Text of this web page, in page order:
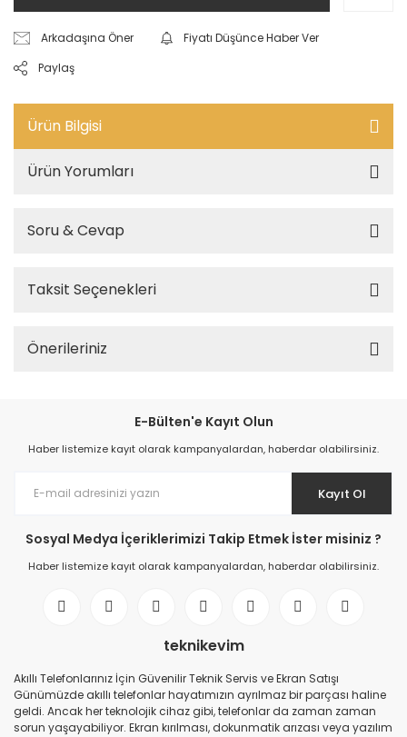
Arkadaşına Öner
Fiyatı Düşünce Haber Ver
Paylaş
Ürün Bilgisi
Ürün Yorumları
Soru & Cevap
Taksit Seçenekleri
Önerileriniz
E-Bülten'e Kayıt Olun
Haber listemize kayıt olarak kampanyalardan, haberdar olabilirsiniz.
Kayıt Ol
Sosyal Medya İçeriklerimizi Takip Etmek İster misiniz ?
Haber listemize kayıt olarak kampanyalardan, haberdar olabilirsiniz.
teknikevim
Akıllı Telefonlarınız İçin Güvenilir Teknik Servis ve Ekran Satışı
Günümüzde akıllı telefonlar hayatımızın ayrılmaz bir parçası haline
geldi. Ancak her teknolojik cihaz gibi, telefonlar da zaman zaman
sorun yaşayabiliyor. Ekran kırılması, dokunmatik arızası veya yazılım